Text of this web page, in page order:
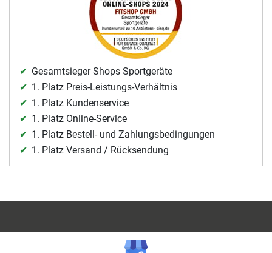
Gesamtsieger Shops Sportgeräte
1. Platz Preis-Leistungs-Verhältnis
1. Platz Kundenservice
1. Platz Online-Service
1. Platz Bestell- und Zahlungsbedingungen
1. Platz Versand / Rücksendung